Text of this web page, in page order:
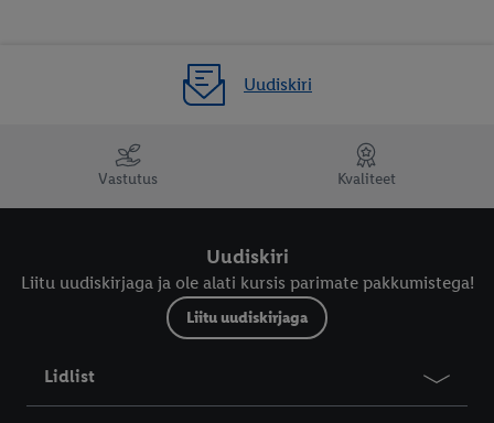
LUPILU: Beebid, lapsed &
LIVARNO: Kodu & sisustus
Uudiskiri
Vastutus Kvaliteet
Uudiskiri
Liitu uudiskirjaga ja ole alati kursis parimate pakkumistega!
Liitu uudiskirjaga
Lidlist